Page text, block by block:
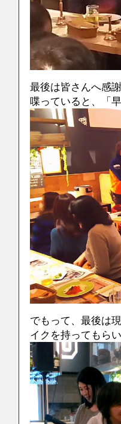
最後は皆さんへ感
喋っていると、「
でもって、最後は
イクを持ってもら